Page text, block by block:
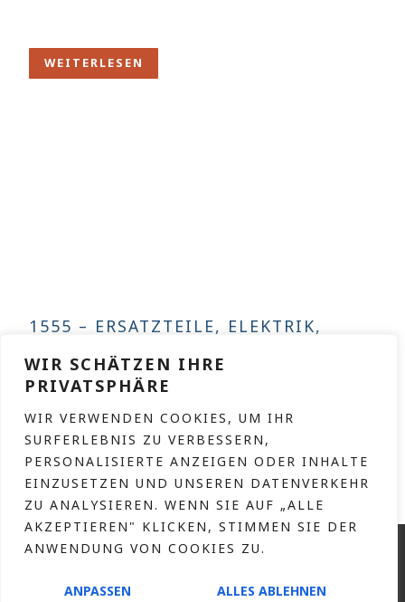
WIR SCHÄTZEN IHRE
PRIVATSPHÄRE
WIR VERWENDEN COOKIES, UM IHR
SURFERLEBNIS ZU VERBESSERN,
PERSONALISIERTE ANZEIGEN ODER INHALTE
EINZUSETZEN UND UNSEREN DATENVERKEHR
ZU ANALYSIEREN. WENN SIE AUF „ALLE
AKZEPTIEREN" KLICKEN, STIMMEN SIE DER
ANWENDUNG VON COOKIES ZU.
ANPASSEN ALLES ABLEHNEN
WEITERLESEN
1555 – ERSATZTEILE, ELEKTRIK,
MOTORE D65PX/ EX – MOTOR S6D
125 E-2 – KOMATSU
WEITERLESEN
KONTAKT
DATENSCHUTZERKLÄRUNG